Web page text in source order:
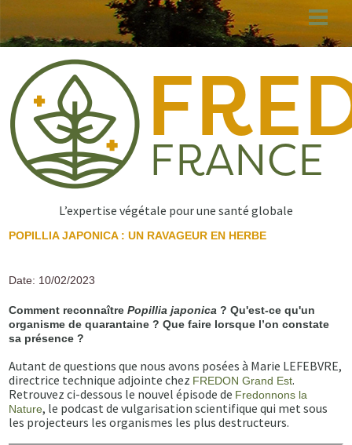
au
principal
L’expertise végétale pour une santé globale
POPILLIA JAPONICA : UN RAVAGEUR EN HERBE
Date: 10/02/2023
Comment reconnaîtrePopillia japonica ? Qu'est-ce qu'un
organisme de quarantaine ? Que faire lorsque l’on constate
sa présence ?
Autant de questions que nous avons posées à Marie LEFEBVRE,
directrice technique adjointe chez FREDON Grand Est.
Retrouvez ci-dessous le nouvel épisode de Fredonnons la
Nature, le podcast de vulgarisation scientifique qui met sous
les projecteurs les organismes les plus destructeurs.